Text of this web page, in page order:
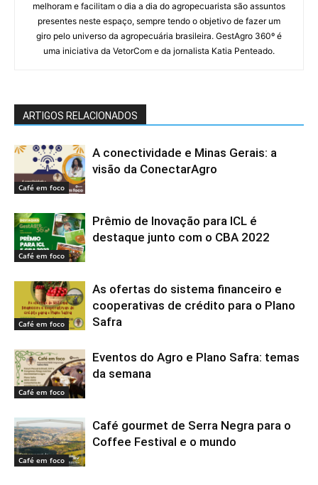
melhoram e facilitam o dia a dia do agropecuarista são assuntos
presentes neste espaço, sempre tendo o objetivo de fazer um
giro pelo universo da agropecuária brasileira. GestAgro 360º é
uma iniciativa da VetorCom e da jornalista Katia Penteado.
ARTIGOS RELACIONADOS
Café em foco
A conectividade e Minas Gerais: a
visão da ConectarAgro
Café em foco
Prêmio de Inovação para ICL é
destaque junto com o CBA 2022
Café em foco
As ofertas do sistema financeiro e
cooperativas de crédito para o Plano
Safra
Café em foco
Eventos do Agro e Plano Safra: temas
da semana
Café em foco
Café gourmet de Serra Negra para o
Coffee Festival e o mundo